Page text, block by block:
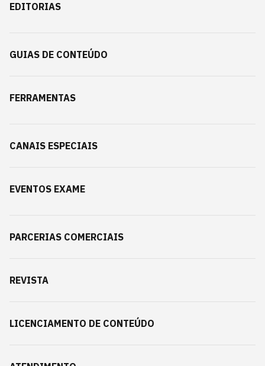
EDITORIAS
GUIAS DE CONTEÚDO
FERRAMENTAS
CANAIS ESPECIAIS
EVENTOS EXAME
PARCERIAS COMERCIAIS
REVISTA
LICENCIAMENTO DE CONTEÚDO